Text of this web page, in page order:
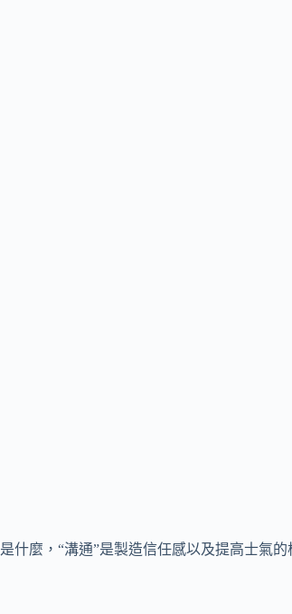
什麼，“溝通”是製造信任感以及提高士氣的